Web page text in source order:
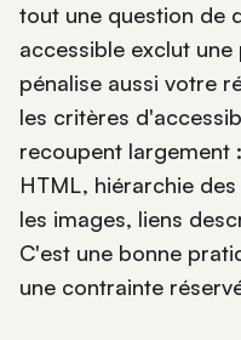
tout une question de
accessible exclut
pénalise aussi votre
les critères
recoupent largement
HTML, hiérarchie
les images, liens
C'est une bonne
une contrainte